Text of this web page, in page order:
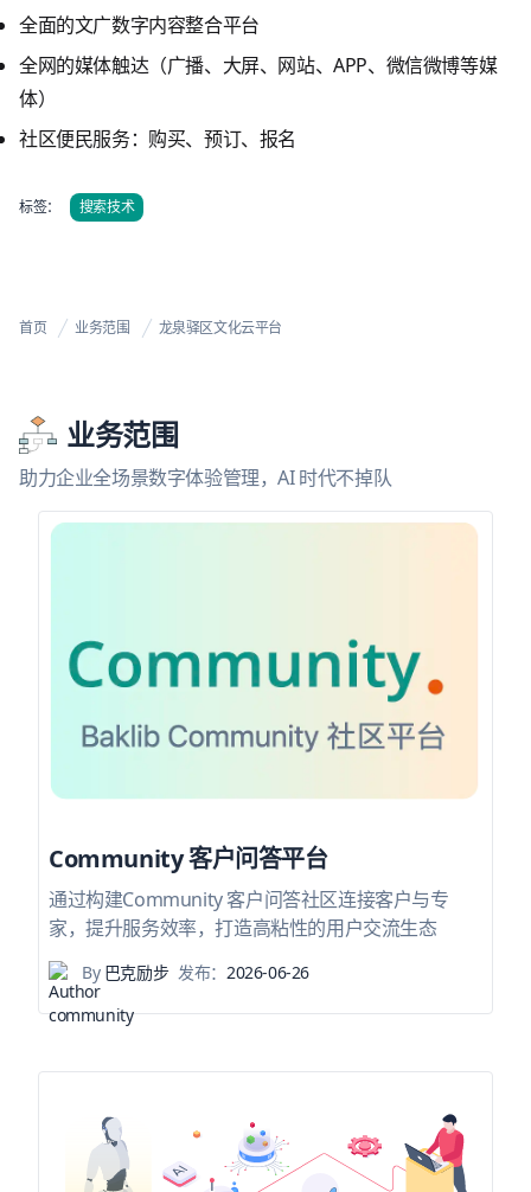
全面的文广数字内容整合平台
全网的媒体触达（广播、大屏、网站、APP、微信微博等媒
体）
社区便民服务：购买、预订、报名
标签： 搜索技术
首页 业务范围 龙泉驿区文化云平台
业务范围
助力企业全场景数字体验管理，AI 时代不掉队
Community 客户问答平台
通过构建Community 客户问答社区连接客户与专
家，提升服务效率，打造高粘性的用户交流生态
By巴克励步 发布：2026-06-26